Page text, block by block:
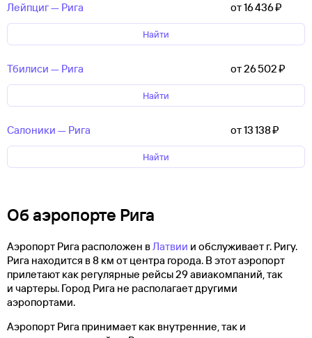
Лейпциг — Рига от 16 ⁠436 ⁠₽
Найти
Тбилиси — Рига от 26 ⁠502 ⁠₽
Найти
Салоники — Рига от 13 ⁠138 ⁠₽
Найти
Об аэропорте Рига
Аэропорт Рига расположен вЛатвии и обслуживает г. Ригу.
Рига находится в 8 км от центра города. В этот аэропорт
прилетают как регулярные рейсы 29 авиакомпаний, так
и чартеры. Город Рига не располагает другими
аэропортами.
Аэропорт Рига принимает как внутренние, так и